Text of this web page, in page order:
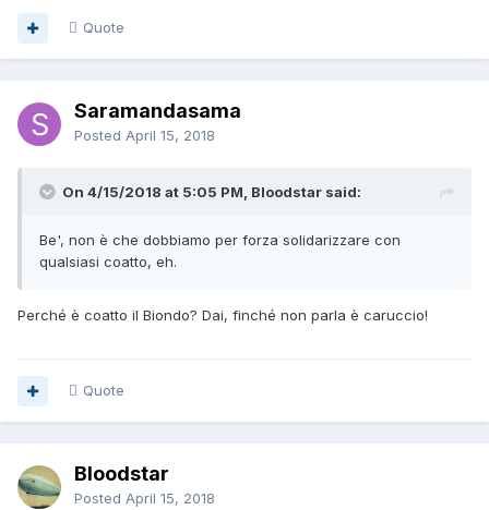
Quote
Saramandasama
Posted April 15, 2018
On 4/15/2018 at 5:05 PM, Bloodstar said:
Be', non è che dobbiamo per forza solidarizzare con
qualsiasi coatto, eh.
Perché è coatto il Biondo? Dai, finché non parla è caruccio!
Quote
Bloodstar
Posted April 15, 2018